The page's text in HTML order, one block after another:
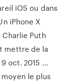
iOS ou dans
iPhone X
Puth
mettre de la
oct. 2015 ...
le plus